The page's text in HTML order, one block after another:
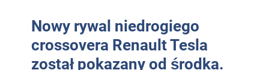
Nowy rywal niedrogiego
crossovera Renault Tesla
został pokazany od środka.